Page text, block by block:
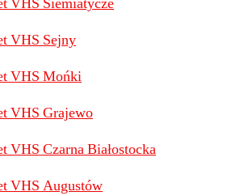
VHS Sejny
VHS Mońki
VHS Grajewo
VHS Czarna Białostocka
VHS Augustów